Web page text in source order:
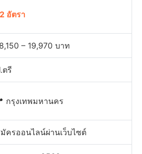
อัตรา
– 19,970 บาท
ตรี
กรุงเทพมหานคร
ครออนไลน์ผ่านเว็บไซต์